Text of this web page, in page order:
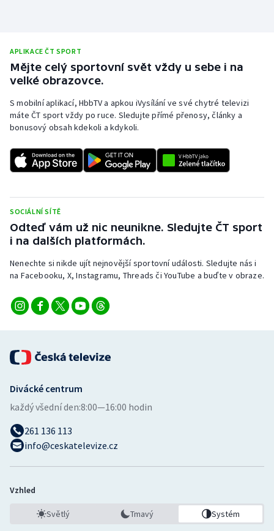
Plavání
Ragby
Rychlobruslení
Short track
Sportovní střelba
Stolní tenis
Triatlon
Vodní slalom
Volejbal
Ostatní
APLIKACE ČT SPORT
Mějte celý sportovní svět vždy u sebe i na
velké obrazovce.
S mobilní aplikací, HbbTV a apkou iVysílání ve své chytré televizi
máte ČT sport vždy po ruce. Sledujte přímé přenosy, články a
bonusový obsah kdekoli a kdykoli.
SOCIÁLNÍ SÍTĚ
Odteď vám už nic neunikne. Sledujte ČT sport
i na dalších platformách.
Nenechte si nikde ujít nejnovější sportovní události. Sledujte nás i
na Facebooku, X, Instagramu, Threads či YouTube a buďte v obraze.
Divácké centrum
každý všední den:8:00—16:00 hodin
261 136 113
info@ceskatelevize.cz
Vzhled
Světlý Tmavý Systém